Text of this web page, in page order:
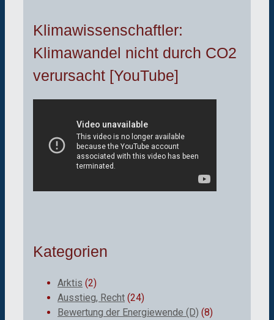
Klimawissenschaftler:
Klimawandel nicht durch CO2
verursacht [YouTube]
Kategorien
Arktis (2)
Ausstieg, Recht (24)
Bewertung der Energiewende (D) (8)